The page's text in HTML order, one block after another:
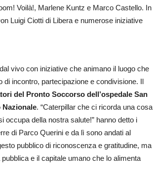
Voilà!, Marlene Kuntz e Marco Castello. In
Luigi Ciotti di Libera e numerose iniziative
vivo con iniziative che animano il luogo che
di incontro, partecipazione e condivisione. Il
del Pronto Soccorso dell’ospedale San
. “Caterpillar che ci ricorda una cosa
occupa della nostra salute!” hanno detto i
di Parco Querini e da lì sono andati al
pubblico di riconoscenza e gratitudine, ma
e il capitale umano che lo alimenta